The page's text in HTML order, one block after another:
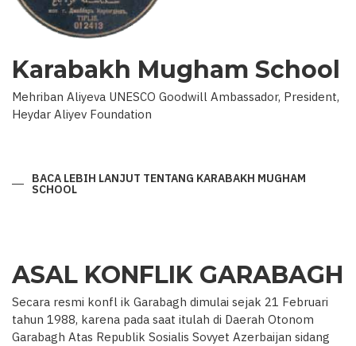
Karabakh Mugham School
Mehriban Aliyeva UNESCO Goodwill Ambassador, President,
Heydar Aliyev Foundation
BACA LEBIH LANJUT TENTANG KARABAKH MUGHAM
SCHOOL
ASAL KONFLIK GARABAGH
Secara resmi konfl ik Garabagh dimulai sejak 21 Februari
tahun 1988, karena pada saat itulah di Daerah Otonom
Garabagh Atas Republik Sosialis Sovyet Azerbaijan sidang